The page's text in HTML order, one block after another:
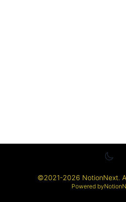
©2021-2026 NotionNext.
Powered by